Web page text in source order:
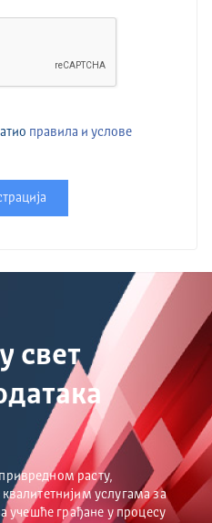
правила и услове
свет
расту,
услугама за
учешће грађане у процесу